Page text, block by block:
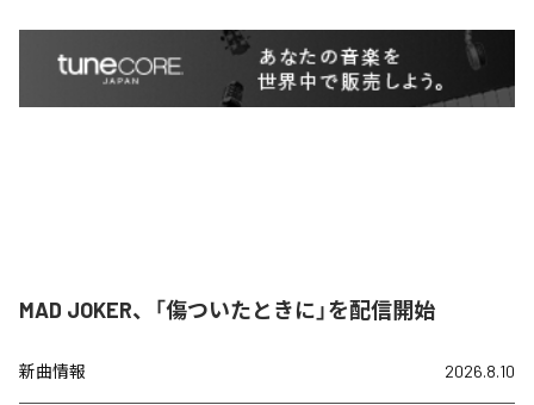
MAD JOKER、「傷ついたときに」を配信開始
新曲情報 2026.8.10